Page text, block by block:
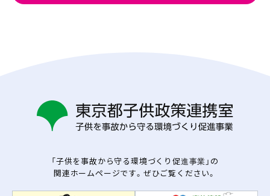
「子供を事故から守る環境づくり促進事業」の
関連ホームページです。ぜひご覧ください。